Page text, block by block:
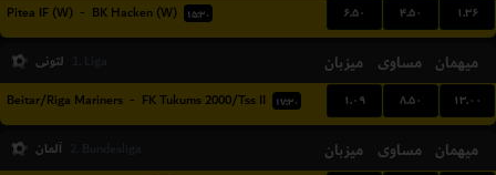
Pitea IF (W) - BK Hacken (W) ۱۵:۳۰ ۶.۵۰ ۴.۵۰ ۱.۳۶
لتونی میزبان مساوی میهمان
Beitar/Riga Mariners - FK Tukums 2000/Tss II ۱۷:۳۰ ۱.۰۹ ۸.۵۰ ۱۳.۰۰
آلمان میزبان مساوی میهمان